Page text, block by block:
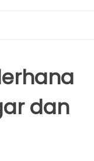
dan